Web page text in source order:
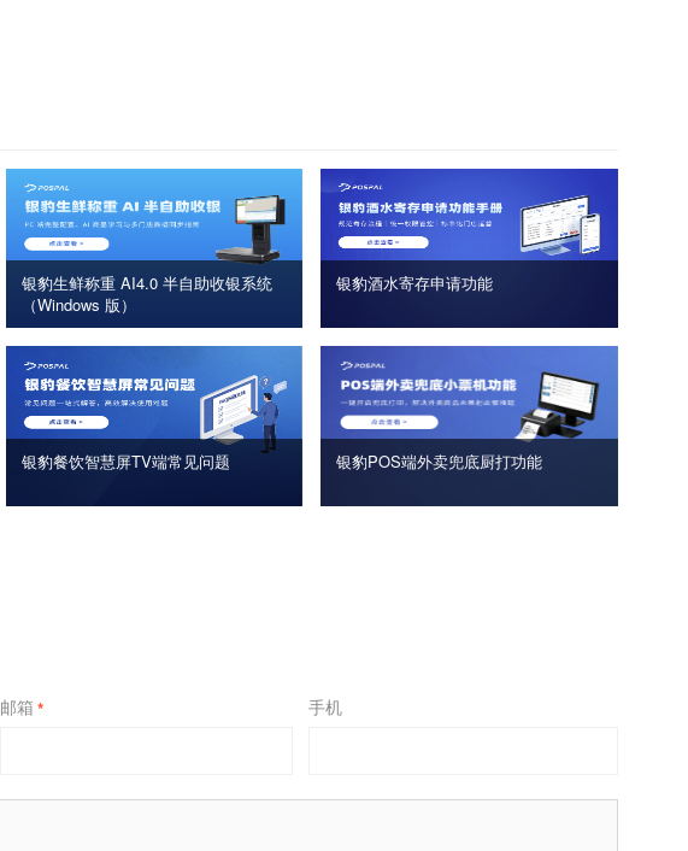
银豹生鲜称重 AI4.0 半自助收银系统
（Windows 版）
银豹酒水寄存申请功能
银豹餐饮智慧屏TV端常见问题 银豹POS端外卖兜底厨打功能
邮箱 * 手机